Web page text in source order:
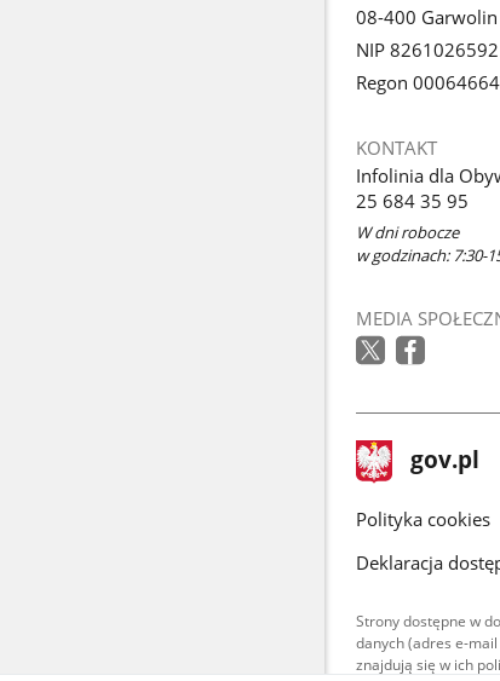
08-400 Garwolin
NIP 8261026592
Regon
KONTAKT
Infolinia dla
25 684 35 95
W dni robocze
w godzinach: 7:30-
MEDIA
stopka
gov.pl Strona
gov.pl
gov.pl
Polityka cookies
Deklaracja
Strony dostępne w
danych (adres e-
znajdują się w ich